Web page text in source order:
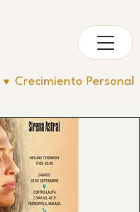
♥︎ Crecimiento Personal